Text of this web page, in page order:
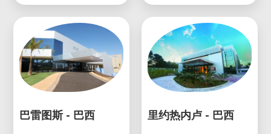
巴雷图斯 - 巴西
里约热内卢 - 巴西